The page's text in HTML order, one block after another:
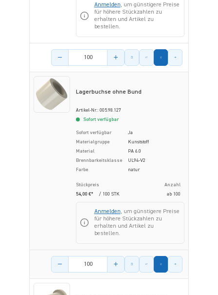
Anmelden, um günstigere Preise
für höhere Stückzahlen zu
erhalten und Artikel zu
bestellen.
Menge des Artikels
Lagerbuchse ohne Bund
Artikel-Nr.: 005.98.127
Sofort verfügbar
Sofort verfügbar
Ja
Materialgruppe
Kunststoff
Material
PA 6.0
Brennbarkeitsklasse
UL94-V2
Farbe
natur
Stückpreis
Anzahl
54,00 €*
/ 100 STK ab 100
Anmelden, um günstigere Preise
für höhere Stückzahlen zu
erhalten und Artikel zu
bestellen.
Menge des Artikels